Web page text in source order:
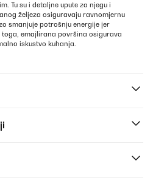
Tu su i detaljne upute za njegu i
željeza osiguravaju ravnomjernu
smanjuje potrošnju energije jer
emajlirana površina osigurava
iskustvo kuhanja.